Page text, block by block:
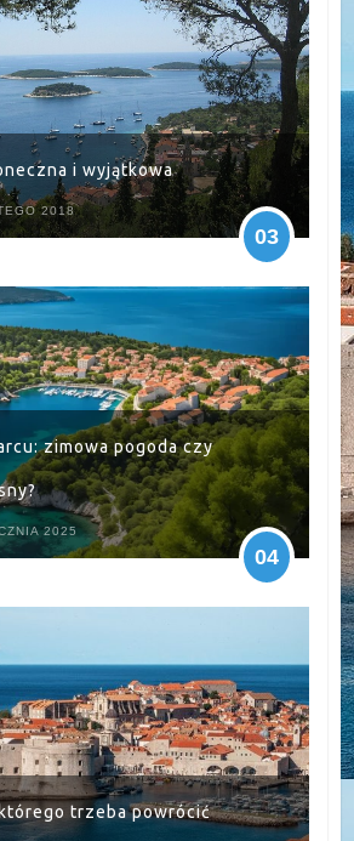
i wyjątkowa
2018
03
zimowa pogoda czy
2025
04
trzeba powrócić